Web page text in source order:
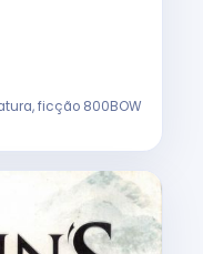
ficção 800BOW